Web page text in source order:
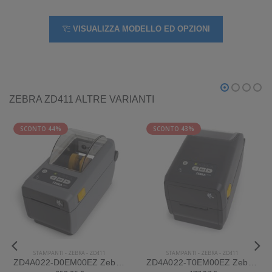
VISUALIZZA MODELLO ED OPZIONI
ZEBRA ZD411 ALTRE VARIANTI
SCONTO 44%
STAMPANTI - ZEBRA - ZD411
SCONTO 43%
STAMPANTI - ZEBRA - ZD411